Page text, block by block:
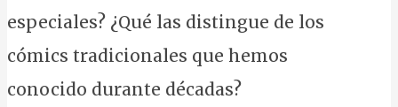
especiales? ¿Qué las distingue de los
cómics tradicionales que hemos
conocido durante décadas?